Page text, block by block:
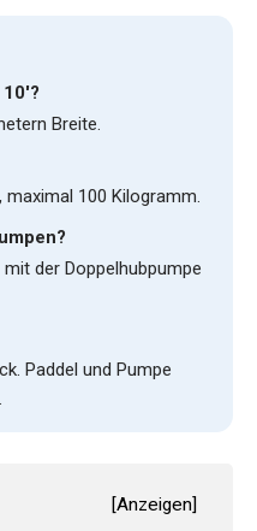
Breite.
100 Kilogramm.
der Doppelhubpumpe
Paddel und Pumpe
[Anzeigen]